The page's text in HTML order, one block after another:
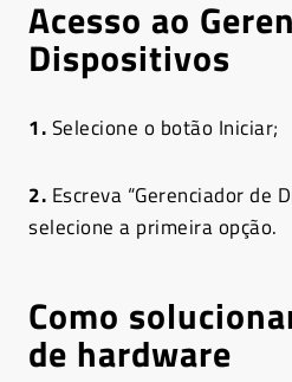
Acesso ao
Dispositivos
1.Selecione o botão Iniciar;
2. Escreva “Gerenciador de
selecione a primeira opção.
Como
de hardware